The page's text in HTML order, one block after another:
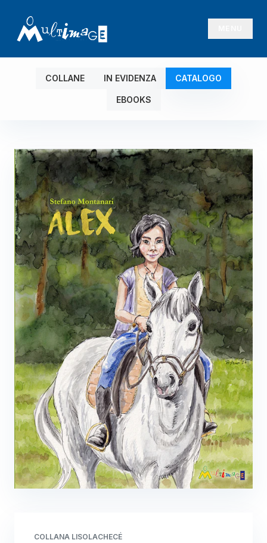
COLLANE IN EVIDENZA CATALOGO
EBOOKS
COLLANA LISOLACHECÉ